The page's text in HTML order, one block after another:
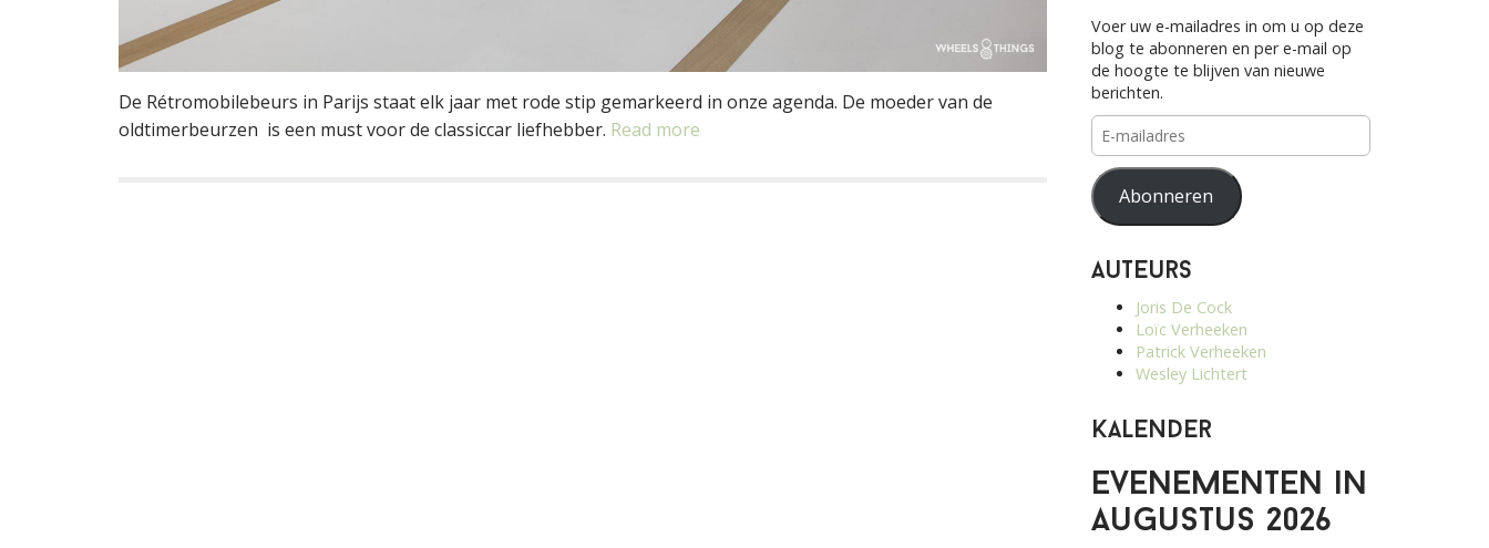
De Rétromobilebeurs in Parijs staat elk jaar met rode stip gemarkeerd in onze agenda. De moeder van de
oldtimerbeurzen is een must voor de classiccar liefhebber. Read more
Voer uw e-mailadres in om u op deze
blog te abonneren en per e-mail op
de hoogte te blijven van nieuwe
berichten.
E-
mailadres
Abonneren
Auteurs
Joris De Cock
Loïc Verheeken
Patrick Verheeken
Wesley Lichtert
Kalender
Evenementen in
augustus 2026